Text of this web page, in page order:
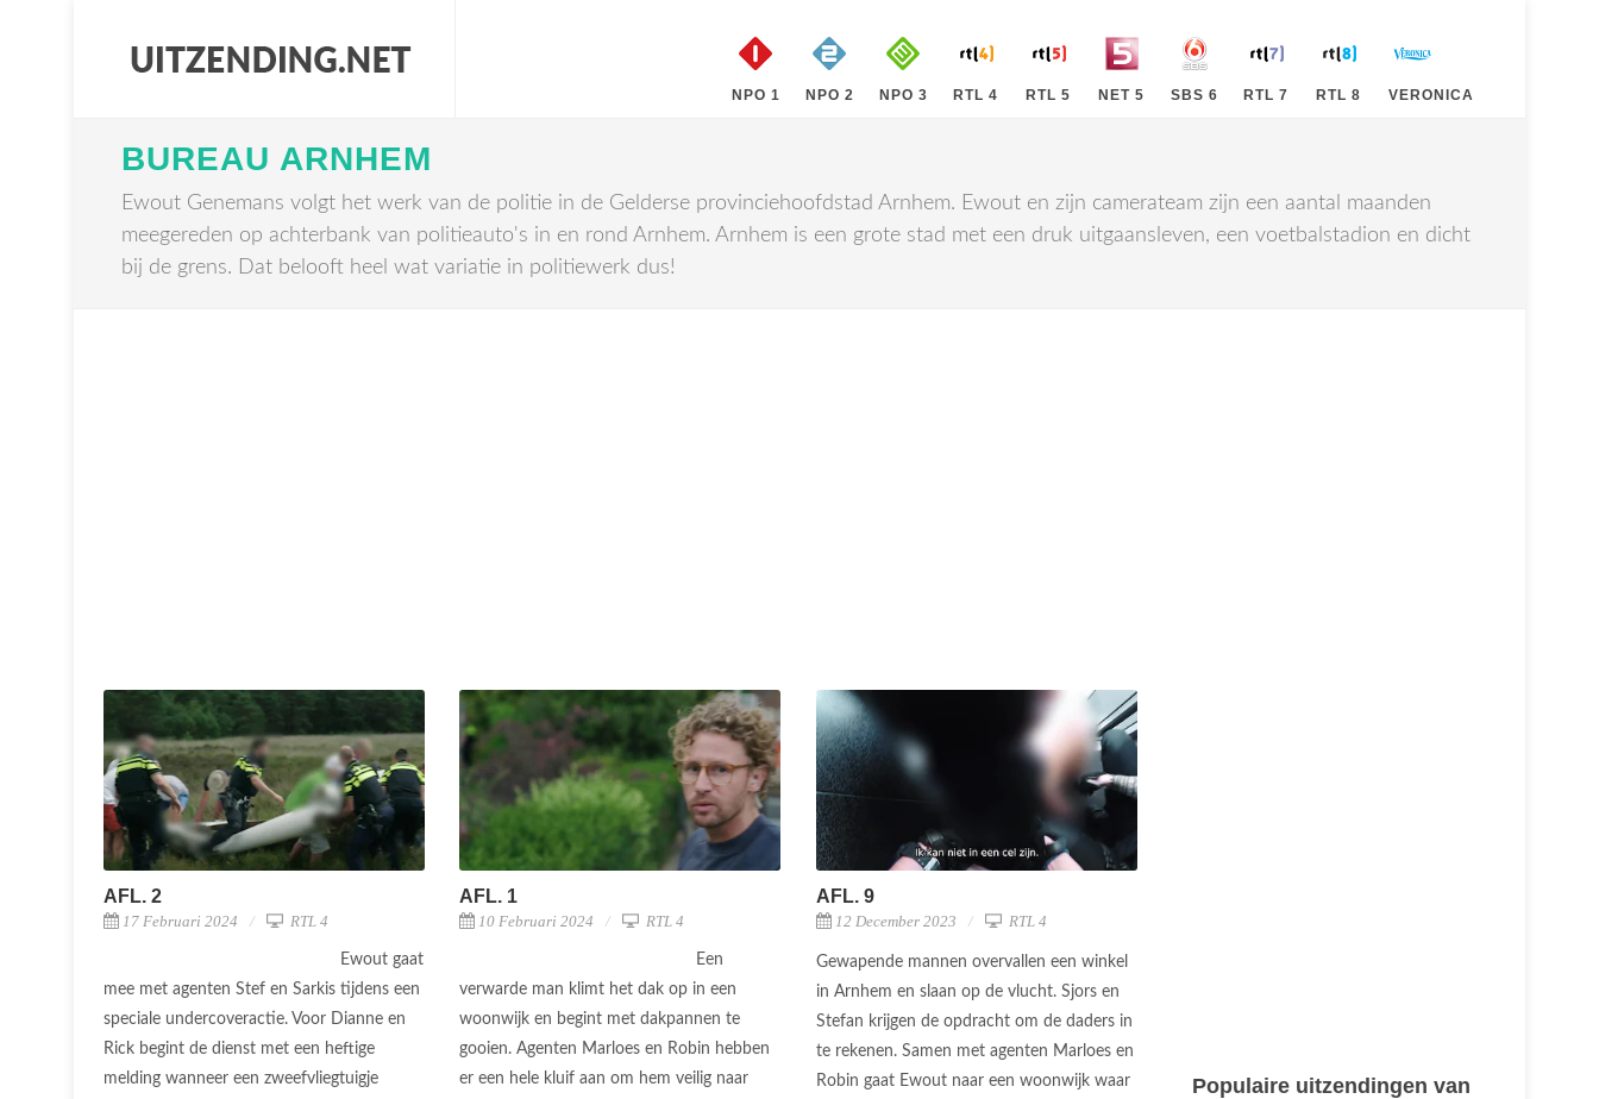
NPO 1 NPO 2 NPO 3 RTL 4 RTL 5 NET 5 SBS 6 RTL 7 RTL 8 VERONICA
BUREAU ARNHEM
Ewout Genemans volgt het werk van de politie in de Gelderse provinciehoofdstad Arnhem. Ewout en zijn camerateam zijn een aantal maanden
meegereden op achterbank van politieauto's in en rond Arnhem. Arnhem is een grote stad met een druk uitgaansleven, een voetbalstadion en dicht
bij de grens. Dat belooft heel wat variatie in politiewerk dus!
AFL. 2
17 Februari 2024 RTL 4
Ewout gaat
mee met agenten Stef en Sarkis tijdens een
speciale undercoveractie. Voor Dianne en
Rick begint de dienst met een heftige
melding wanneer een zweefvliegtuigje
AFL. 1
10 Februari 2024 RTL 4
Een
verwarde man klimt het dak op in een
woonwijk en begint met dakpannen te
gooien. Agenten Marloes en Robin hebben
er een hele kluif aan om hem veilig naar
AFL. 9
12 December 2023 RTL 4
Gewapende mannen overvallen een winkel
in Arnhem en slaan op de vlucht. Sjors en
Stefan krijgen de opdracht om de daders in
te rekenen. Samen met agenten Marloes en
Robin gaat Ewout naar een woonwijk waar
Populaire uitzendingen van